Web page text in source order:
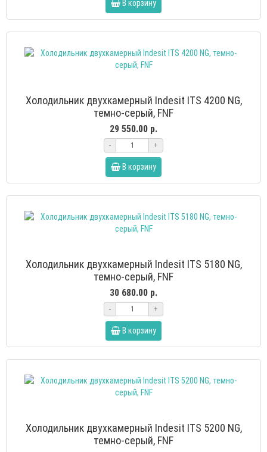
В корзину
Холодильник двухкамерный Indesit ITS 4200 NG,
темно-серый, FNF
29 550.00 р.
- +
В корзину
Холодильник двухкамерный Indesit ITS 5180 NG,
темно-серый, FNF
30 680.00 р.
- +
В корзину
Холодильник двухкамерный Indesit ITS 5200 NG,
темно-серый, FNF